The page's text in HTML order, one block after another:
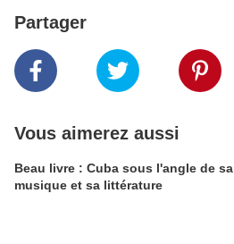
Partager
Vous aimerez aussi
Beau livre : Cuba sous l'angle de sa
musique et sa littérature